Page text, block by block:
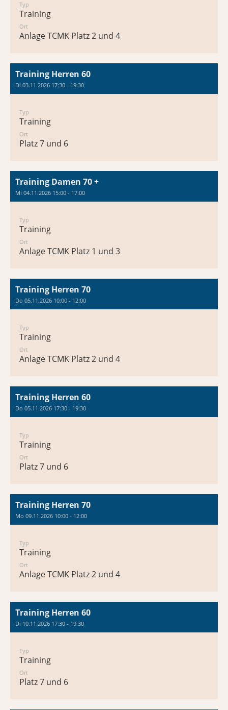
Typ
Training
Ort
Anlage TCMK Platz 2 und 4
Training Herren 60
Di 03.11.2026 17:30 - 19:30
Typ
Training
Ort
Platz 7 und 6
Training Damen 70 +
Mi 04.11.2026 15:00 - 17:00
Typ
Training
Ort
Anlage TCMK Platz 1 und 3
Training Herren 70
Do 05.11.2026 10:00 - 12:00
Typ
Training
Ort
Anlage TCMK Platz 2 und 4
Training Herren 60
Do 05.11.2026 17:30 - 19:30
Typ
Training
Ort
Platz 7 und 6
Training Herren 70
Mo 09.11.2026 10:00 - 12:00
Typ
Training
Ort
Anlage TCMK Platz 2 und 4
Training Herren 60
Di 10.11.2026 17:30 - 19:30
Typ
Training
Ort
Platz 7 und 6